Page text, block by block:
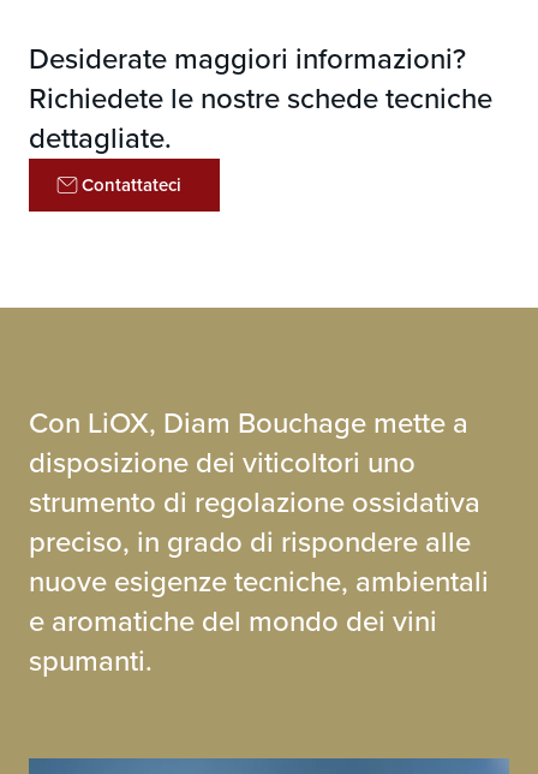
OIR (mg)
< 1,1
OIR (mg)
Desiderate maggiori informazioni?
Richiedete le nostre schede tecniche
dettagliate.
Contattateci
Con LiOX, Diam Bouchage mette a
disposizione dei viticoltori uno
strumento di regolazione ossidativa
preciso, in grado di rispondere alle
nuove esigenze tecniche, ambientali
e aromatiche del mondo dei vini
spumanti.